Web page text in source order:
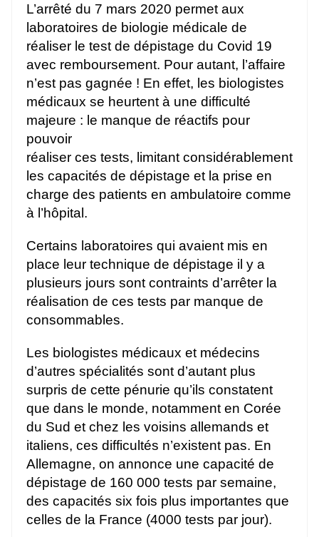
L’arrêté du 7 mars 2020 permet aux
laboratoires de biologie médicale de
réaliser le test de dépistage du Covid 19
avec remboursement. Pour autant, l’affaire
n’est pas gagnée ! En effet, les biologistes
médicaux se heurtent à une difficulté
majeure : le manque de réactifs pour
pouvoir
réaliser ces tests, limitant considérablement
les capacités de dépistage et la prise en
charge des patients en ambulatoire comme
à l’hôpital.
Certains laboratoires qui avaient mis en
place leur technique de dépistage il y a
plusieurs jours sont contraints d’arrêter la
réalisation de ces tests par manque de
consommables.
Les biologistes médicaux et médecins
d’autres spécialités sont d’autant plus
surpris de cette pénurie qu’ils constatent
que dans le monde, notamment en Corée
du Sud et chez les voisins allemands et
italiens, ces difficultés n’existent pas. En
Allemagne, on annonce une capacité de
dépistage de 160 000 tests par semaine,
des capacités six fois plus importantes que
celles de la France (4000 tests par jour).